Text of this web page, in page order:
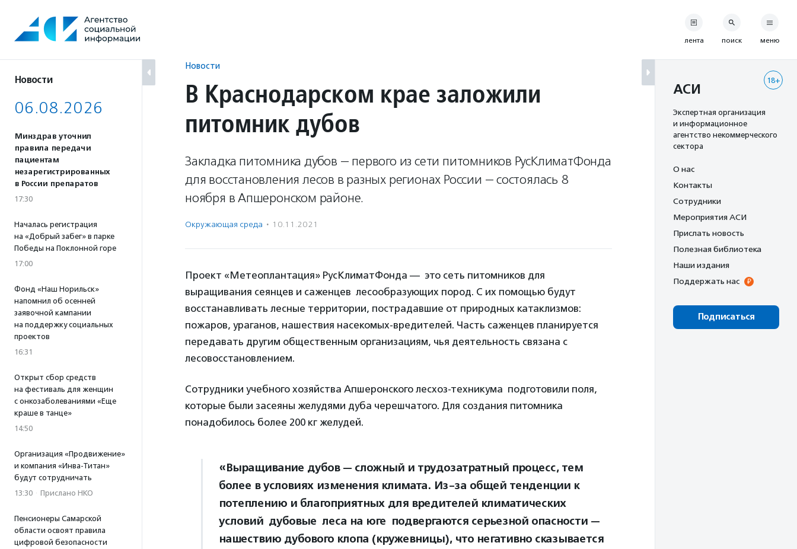
содержанию
Новости
06.08.2026
Минздрав уточнил
правила передачи
пациентам
незарегистрированных
в России препаратов
17:30
Началась регистрация
на «Добрый забег» в парке
Победы на Поклонной горе
17:00
Фонд «Наш Норильск»
напомнил об осенней
заявочной кампании
на поддержку социальных
проектов
16:31
Открыт сбор средств
на фестиваль для женщин
с онкозаболеваниями «Еще
краше в танце»
14:50
Организация «Продвижение»
и компания «Инва-Титан»
будут сотрудничать
13:30 · Прислано НКО
Пенсионеры Самарской
области освоят правила
цифровой безопасности
Новости
В Краснодарском крае заложили
питомник дубов
Закладка питомника дубов — первого из сети питомников РусКлиматФонда
для восстановления лесов в разных регионах России — состоялась 8
ноября в Апшеронском районе.
Окружающая среда · 10.11.2021
Проект «Метеоплантация» РусКлиматФонда — это сеть питомников для
выращивания сеянцев и саженцев лесообразующих пород. С их помощью будут
восстанавливать лесные территории, пострадавшие от природных катаклизмов:
пожаров, ураганов, нашествия насекомых-вредителей. Часть саженцев планируется
передавать другим общественным организациям, чья деятельность связана с
лесовосстановлением.
Сотрудники учебного хозяйства Апшеронского лесхоз-техникума подготовили поля,
которые были засеяны желудями дуба черешчатого. Для создания питомника
понадобилось более 200 кг желудей.
«Выращивание дубов — сложный и трудозатратный процесс, тем
более в условиях изменения климата. Из-за общей тенденции к
потеплению и благоприятных для вредителей климатических
условий дубовые леса на юге подвергаются серьезной опасности —
нашествию дубового клопа (кружевницы), что негативно сказывается
лента поиск меню
18+
АСИ
Экспертная организация
и информационное
агентство некоммерческого
сектора
О нас
Контакты
Сотрудники
Мероприятия АСИ
Прислать новость
Полезная библиотека
Наши издания
Поддержать нас
Подписаться